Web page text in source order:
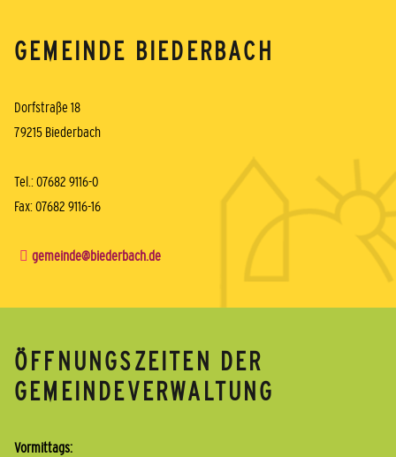
GEMEINDE BIEDERBACH
Dorfstraße 18
79215 Biederbach
Tel.: 07682 9116-0
Fax: 07682 9116-16
gemeinde@biederbach.de
ÖFFNUNGSZEITEN DER
GEMEINDEVERWALTUNG
Vormittags: